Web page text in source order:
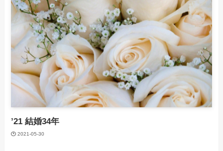
’21 結婚34年
2021-05-30